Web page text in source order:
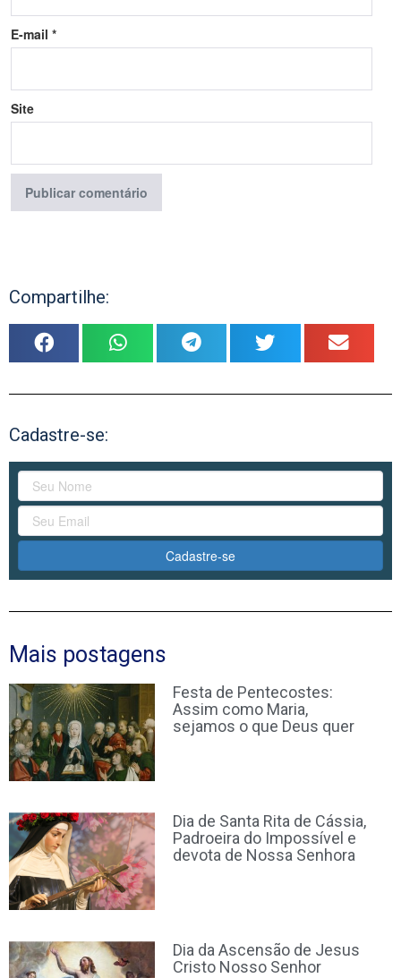
E-mail *
Site
Compartilhe:
Cadastre-se:
Cadastre-se
Mais postagens
Festa de Pentecostes:
Assim como Maria,
sejamos o que Deus quer
Dia de Santa Rita de Cássia,
Padroeira do Impossível e
devota de Nossa Senhora
Dia da Ascensão de Jesus
Cristo Nosso Senhor